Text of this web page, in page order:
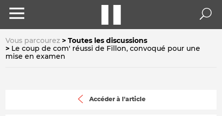
Vous parcourez
Toutes les discussions
Le coup de com' réussi de Fillon, convoqué pour une
mise en examen
Accéder à l'article